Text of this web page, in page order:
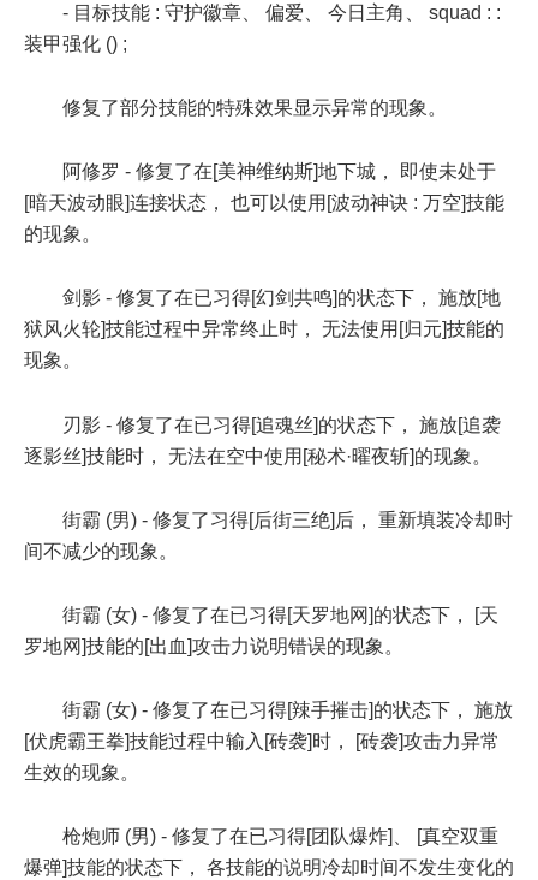
- 目标技能 : 守护徽章、 偏爱、 今日主角、 squad : :
装甲强化 () ;
修复了部分技能的特殊效果显示异常的现象。
阿修罗 - 修复了在[美神维纳斯]地下城， 即使未处于
[暗天波动眼]连接状态， 也可以使用[波动神诀 : 万空]技能
的现象。
剑影 - 修复了在已习得[幻剑共鸣]的状态下， 施放[地
狱风火轮]技能过程中异常终止时， 无法使用[归元]技能的
现象。
刃影 - 修复了在已习得[追魂丝]的状态下， 施放[追袭
逐影丝]技能时， 无法在空中使用[秘术·曜夜斩]的现象。
街霸 (男) - 修复了习得[后街三绝]后， 重新填装冷却时
间不减少的现象。
街霸 (女) - 修复了在已习得[天罗地网]的状态下， [天
罗地网]技能的[出血]攻击力说明错误的现象。
街霸 (女) - 修复了在已习得[辣手摧击]的状态下， 施放
[伏虎霸王拳]技能过程中输入[砖袭]时， [砖袭]攻击力异常
生效的现象。
枪炮师 (男) - 修复了在已习得[团队爆炸]、 [真空双重
爆弹]技能的状态下， 各技能的说明冷却时间不发生变化的